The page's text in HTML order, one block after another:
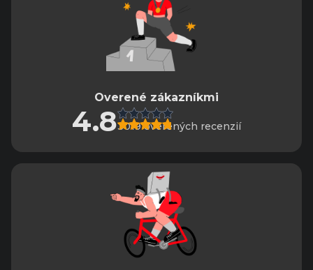
Overené zákazníkmi
4.83019 overených recenzií